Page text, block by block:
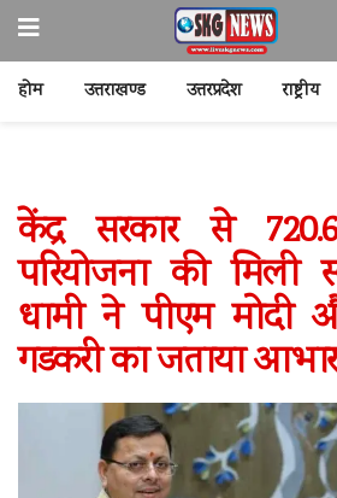
होम उत्तराखण्ड उत्तरप्रदेश राष्ट्रीय
केंद्र सरकार से
परियोजना की मिली
धामी ने पीएम मोदी
गडकरी का जताया